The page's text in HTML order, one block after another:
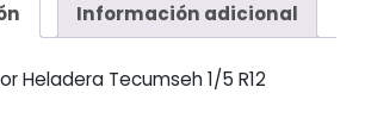
Información adicional
Heladera Tecumseh 1/5 R12